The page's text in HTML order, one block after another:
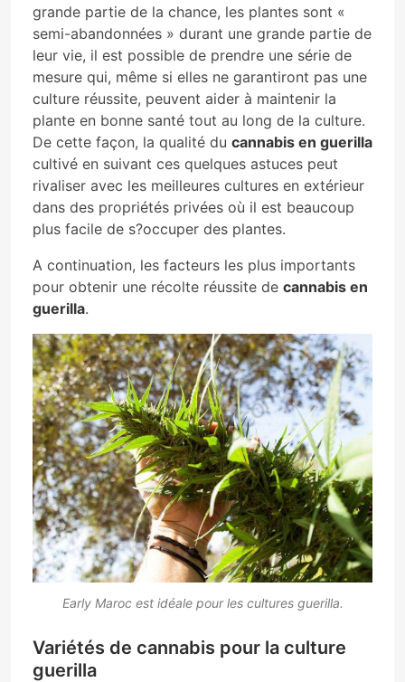
grande partie de la chance, les plantes sont «
semi-abandonnées » durant une grande partie de
leur vie, il est possible de prendre une série de
mesure qui, même si elles ne garantiront pas une
culture réussite, peuvent aider à maintenir la
plante en bonne santé tout au long de la culture.
De cette façon, la qualité du cannabis en guerilla
cultivé en suivant ces quelques astuces peut
rivaliser avec les meilleures cultures en extérieur
dans des propriétés privées où il est beaucoup
plus facile de s?occuper des plantes.
A continuation, les facteurs les plus importants
pour obtenir une récolte réussite de cannabis en
guerilla.
Early Maroc est idéale pour les cultures guerilla.
Variétés de cannabis pour la culture
guerilla